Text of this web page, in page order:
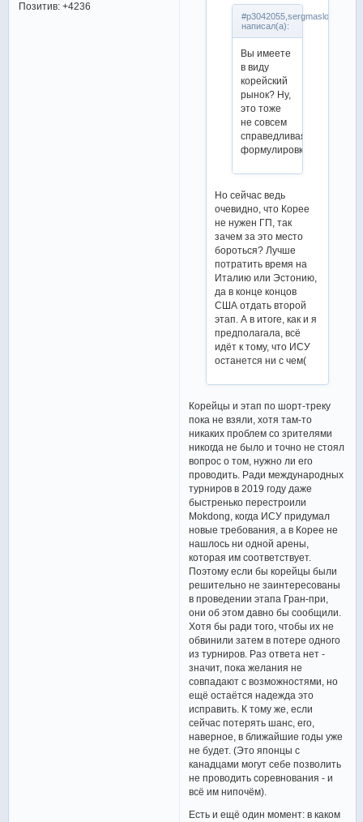
Позитив: +4236
#p3042055,sergmaslo
написал(а):
Вы имеете
в виду
корейский
рынок? Ну,
это тоже
не совсем
справедливая
формулировка.
Но сейчас ведь
очевидно, что Корее
не нужен ГП, так
зачем за это место
бороться? Лучше
потратить время на
Италию или Эстонию,
да в конце концов
США отдать второй
этап. А в итоге, как и я
предполагала, всё
идёт к тому, что ИСУ
останется ни с чем(
Корейцы и этап по шорт-треку
пока не взяли, хотя там-то
никаких проблем со зрителями
никогда не было и точно не стоял
вопрос о том, нужно ли его
проводить. Ради международных
турниров в 2019 году даже
быстренько перестроили
Mokdong, когда ИСУ придумал
новые требования, а в Корее не
нашлось ни одной арены,
которая им соответствует.
Поэтому если бы корейцы были
решительно не заинтересованы
в проведении этапа Гран-при,
они об этом давно бы сообщили.
Хотя бы ради того, чтобы их не
обвинили затем в потере одного
из турниров. Раз ответа нет -
значит, пока желания не
совпадают с возможностями, но
ещё остаётся надежда это
исправить. К тому же, если
сейчас потерять шанс, его,
наверное, в ближайшие годы уже
не будет. (Это японцы с
канадцами могут себе позволить
не проводить соревнования - и
всё им нипочём).
Есть и ещё один момент: в каком